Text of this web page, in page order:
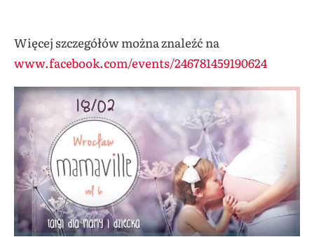
Więcej szczegółów można znaleźć na
www.facebook.com/events/246781459190624